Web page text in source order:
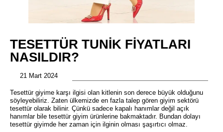
TESETTÜR TUNIK FIYATLARI
NASILDIR?
21 Mart 2024
Tesettür giyime karşı ilgisi olan kitlenin son derece büyük olduğunu
söyleyebiliriz. Zaten ülkemizde en fazla talep gören giyim sektörü
tesettür olarak bilinir. Çünkü sadece kapalı hanımlar değil açık
hanımlar bile tesettür giyim ürünlerine bakmaktadır. Bundan dolayı
tesettür giyimde her zaman için ilginin olması şaşırtıcı olmaz.